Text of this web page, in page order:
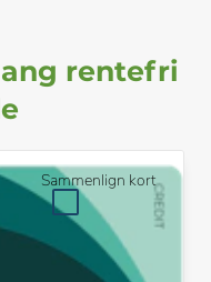
rentefri
Sammenlign kort